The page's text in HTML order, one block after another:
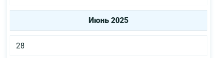
Июнь 2025
28